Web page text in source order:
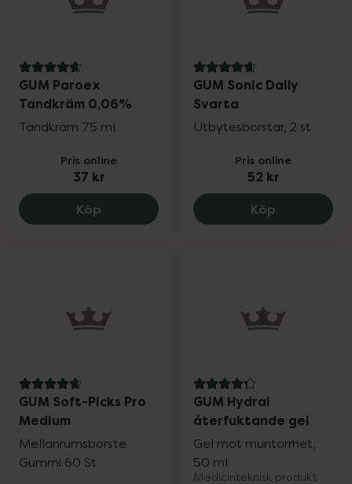
4.7 av 5 i omdöme
GUM Paroex
Tandkräm 0,06%
Tandkräm 75 ml
Pris online
37 kr
Köp GUM Paroex Tandkräm 0,06%, 37 kr.
4.8 av 5 i omdöme
GUM Sonic Daily
Svarta
Utbytesborstar, 2 st
Pris online
52 kr
Köp GUM
4.7 av 5 i omdöme
GUM Soft-Picks Pro
Medium
Mellanrumsborste
Gummi 60 St
4.3 av 5 i omdöme
GUM Hydral
återfuktande gel
Gel mot muntorrhet,
50 ml
Medicinteknisk produkt